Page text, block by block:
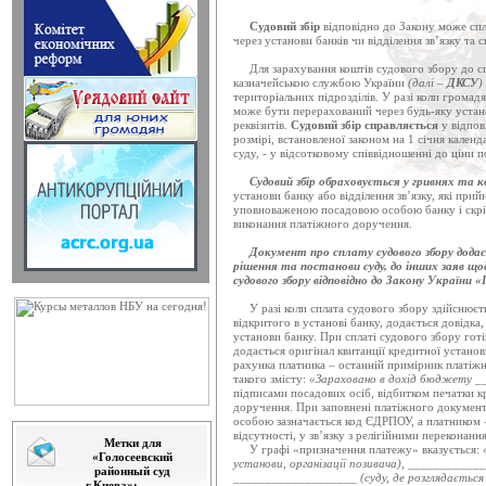
Метки для
«Голосеевский
районный суд
Привітання голови ради
яке є символом кохан...
Оприлюднено таблиці про
Державною судовою
України" оприлюднено анал...
Привітання в.о.Голови
Шановні жінки! Щиро вітаю
Міжнародним жіночим днем!
Відбулося позачергове
6 березня 2014 року в
Відбулося засідання Ради
6 березня 2014 року в приміщенні
Ради суддів Україн...
Привітання голови Ради
Привітання голови Ради суддів
Відбудеться засідання ради
Позачергове засідання ради
Судовий збірвідповідно до Закону може
через установи банків чи відділення зв’язку та
Для зарахування коштів судового збору до
казначейською службою України (далі – ДКСУ)
територіальних підрозділів. У разі коли
може бути перерахований через будь-яку
реквізитів. Судовий збір справляєтьсяу
розмірі, встановленої законом на 1 січня
суду, - у відсотковому співвідношенні до ціни
Судовий збір обраховується у гривнях та
установи банку або відділення зв’язку, які
уповноваженою посадовою особою банку і
виконання платіжного доручення.
Документ про сплату судового збору
рішення та постанови суду, до інших заяв
судового збору відповідно до Закону України
У разі коли сплата судового збору
відкритого в установі банку, додається
установи банку. При сплаті судового збору
додається оригінал квитанції кредитної
рахунка платника – останній примірник
такого змісту: «Зараховано в дохід бюджету
підписами посадових осіб, відбитком печатки
доручення. При заповнені платіжного
особою зазначається код ЄДРПОУ, а
відсутності, у зв’язку з релігійними
У графі «призначення платежу» вказується:
установи, організації позивача),
___________________ (суду, де